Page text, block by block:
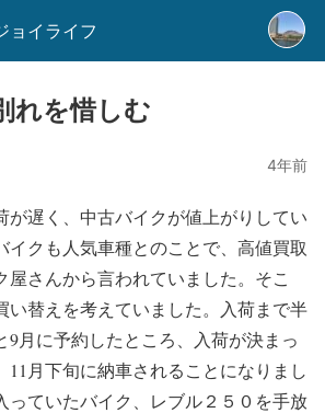
ョイライフ
れを惜しむ
4年前
遅く、中古バイクが値上がりしてい
イクも人気車種とのことで、高値買取
屋さんから言われていました。そこ
い替えを考えていました。入荷まで半
9月に予約したところ、入荷が決まっ
11月下旬に納車されることになりまし
っていたバイク、レブル２５０を手放